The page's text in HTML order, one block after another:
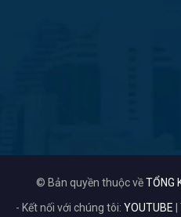
© Bản quyền thuộc vềTỔNG
- Kết nối với chúng tôi: YOUTUBE